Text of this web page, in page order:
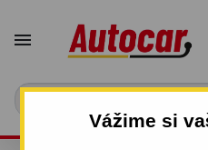
Vážime si
